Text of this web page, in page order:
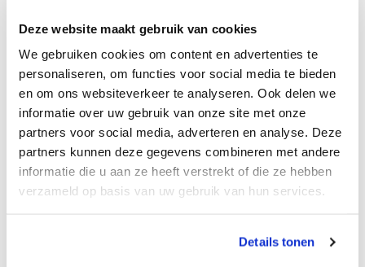
Deze website maakt gebruik van cookies
We gebruiken cookies om content en advertenties te
personaliseren, om functies voor social media te bieden
en om ons websiteverkeer te analyseren. Ook delen we
informatie over uw gebruik van onze site met onze
partners voor social media, adverteren en analyse. Deze
partners kunnen deze gegevens combineren met andere
informatie die u aan ze heeft verstrekt of die ze hebben
verzameld op basis van uw gebruik van hun services.
Details tonen
+31 40 267 67 67
Peter (1969) is statutair directeur van Brink.
Vanuit de directie is hij eindverantwoordelijk
voor Brink Management / Advies. Kennis en
expertises samensmelten in een complex
speelveld met veel stakeholders en
uiteenlopende belangen, daarin ligt Peter zijn
kracht. Dat komt onder meer tot uitdrukking in
Chemelot Campus Geleen, High Tech Campus